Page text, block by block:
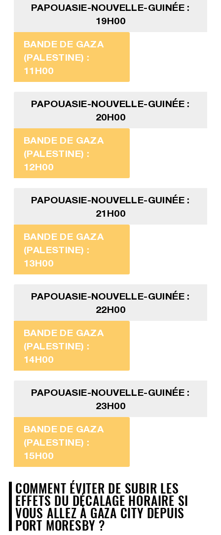
PAPOUASIE-NOUVELLE-GUINÉE :
19H00
BANDE DE GAZA
(PALESTINE) :
11H00
PAPOUASIE-NOUVELLE-GUINÉE :
20H00
BANDE DE GAZA
(PALESTINE) :
12H00
PAPOUASIE-NOUVELLE-GUINÉE :
21H00
BANDE DE GAZA
(PALESTINE) :
13H00
PAPOUASIE-NOUVELLE-GUINÉE :
22H00
BANDE DE GAZA
(PALESTINE) :
14H00
PAPOUASIE-NOUVELLE-GUINÉE :
23H00
BANDE DE GAZA
(PALESTINE) :
15H00
COMMENT ÉVITER DE SUBIR LES
EFFETS DU DÉCALAGE HORAIRE SI
VOUS ALLEZ À GAZA CITY DEPUIS
PORT MORESBY ?